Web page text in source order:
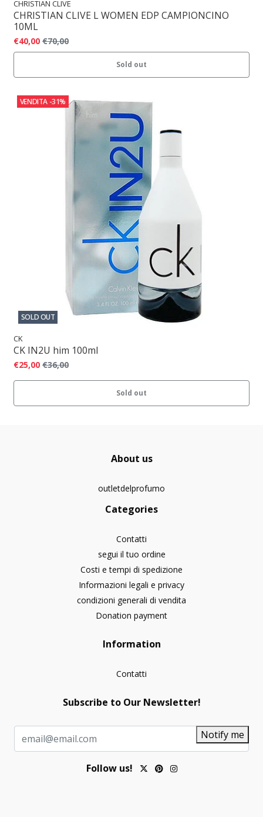
CHRISTIAN CLIVE
CHRISTIAN CLIVE L WOMEN EDP CAMPIONCINO
10ML
€40,00 €70,00
Sold out
VENDITA -31%
SOLD OUT
CK
CK IN2U him 100ml
€25,00 €36,00
Sold out
About us
outletdelprofumo
Categories
Contatti
segui il tuo ordine
Costi e tempi di spedizione
Informazioni legali e privacy
condizioni generali di vendita
Donation payment
Information
Contatti
Subscribe to Our Newsletter!
Notify me
Follow us!